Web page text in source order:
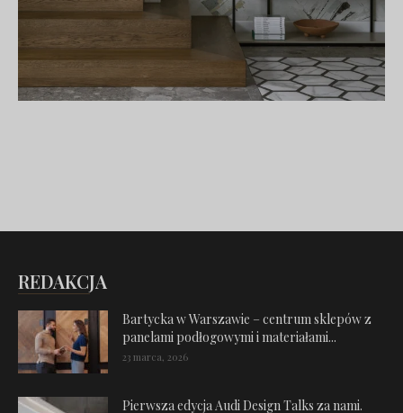
REDAKCJA
Bartycka w Warszawie – centrum sklepów z
panelami podłogowymi i materiałami...
23 marca, 2026
Pierwsza edycja Audi Design Talks za nami.